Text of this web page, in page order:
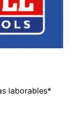
laborables*